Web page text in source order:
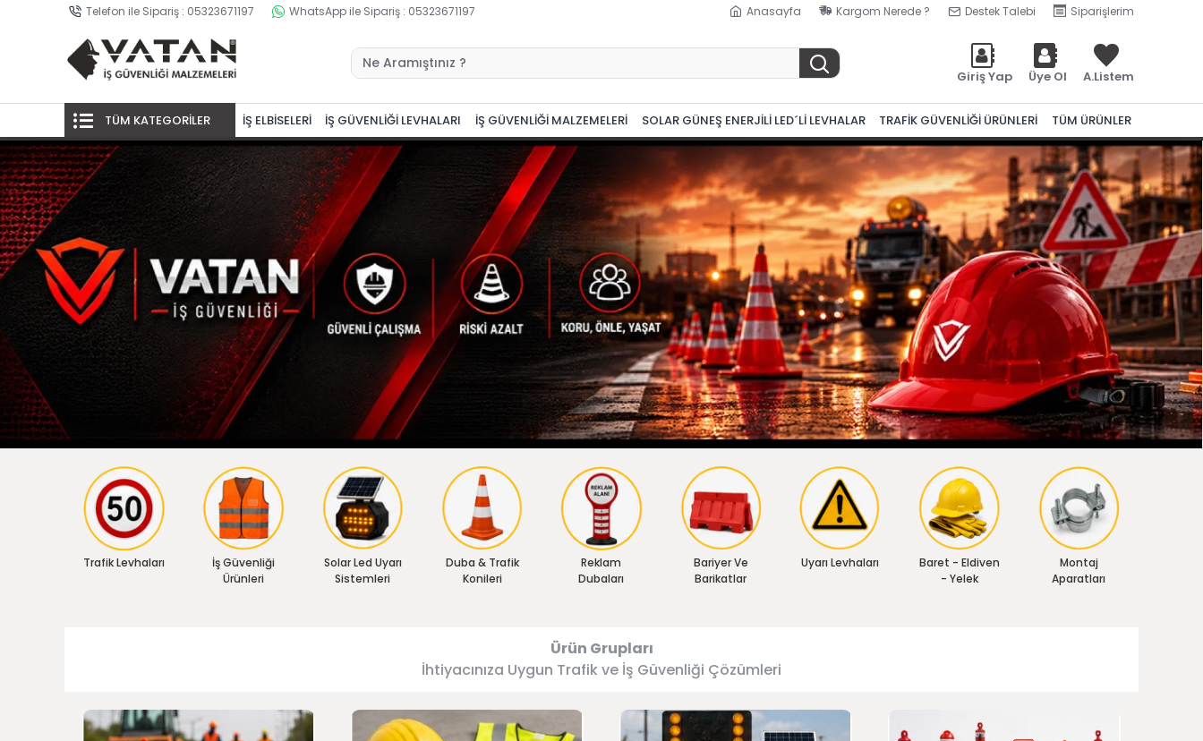
Telefon ile Sipariş : 05323671197 WhatsApp ile Sipariş : 05323671197 Anasayfa Kargom Nerede ? Destek Talebi Siparişlerim
Giriş Yap Üye Ol A.Listem
TÜM KATEGORİLER İŞ ELBİSELERİ İŞ GÜVENLİĞİ LEVHALARI İŞ GÜVENLİĞİ MALZEMELERİ SOLAR GÜNEŞ ENERJİLİ LED´Lİ LEVHALAR TRAFİK GÜVENLİĞİ ÜRÜNLERİ TÜM ÜRÜNLER
Trafik Levhaları
İş Güvenliği
Ürünleri
Solar Led Uyarı
Sistemleri
Duba & Trafik
Konileri
Reklam
Dubaları
Bariyer Ve
Barikatlar
Uyarı Levhaları
Baret - Eldiven
- Yelek
Montaj
Aparatları
Ürün Grupları
İhtiyacınıza Uygun Trafik ve İş Güvenliği Çözümleri